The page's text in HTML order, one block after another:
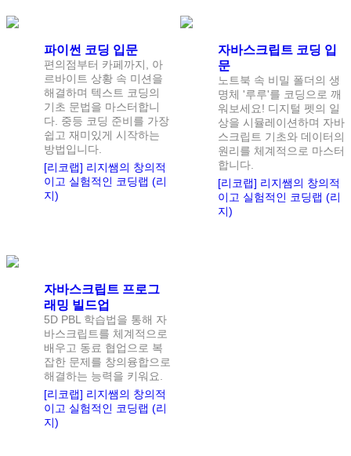
파이썬 코딩 입문
편의점부터 카페까지, 아
르바이트 상황 속 미션을
해결하며 텍스트 코딩의
기초 문법을 마스터합니
다. 중등 코딩 준비를 가장
쉽고 재미있게 시작하는
방법입니다.
[리코랩] 리지쌤의 창의적
이고 실험적인 코딩랩 (리
지)
자바스크립트 코딩 입
문
노트북 속 비밀 폴더의 생
명체 '루루'를 코딩으로 깨
워보세요! 디지털 펫의 일
상을 시뮬레이션하며 자바
스크립트 기초와 데이터의
원리를 체계적으로 마스터
합니다.
[리코랩] 리지쌤의 창의적
이고 실험적인 코딩랩 (리
지)
자바스크립트 프로그
래밍 빌드업
5D PBL 학습법을 통해 자
바스크립트를 체계적으로
배우고 동료 협업으로 복
잡한 문제를 창의융합으로
해결하는 능력을 키워요.
[리코랩] 리지쌤의 창의적
이고 실험적인 코딩랩 (리
지)